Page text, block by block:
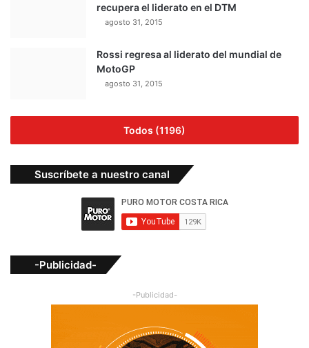
recupera el liderato en el DTM
agosto 31, 2015
Rossi regresa al liderato del mundial de
MotoGP
agosto 31, 2015
Todos (1196)
Suscríbete a nuestro canal
-Publicidad-
-Publicidad-